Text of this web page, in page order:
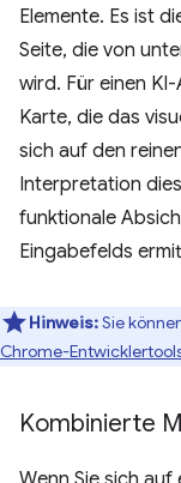
Elemente. Es ist
Seite, die von
wird. Für einen
Karte, die das
sich auf den
Interpretation
funktionale
Eingabefelds
Hinweis:Sie
Chrome-
Kombinierte